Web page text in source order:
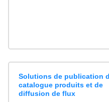
Solutions de publication
catalogue produits et de
diffusion de flux